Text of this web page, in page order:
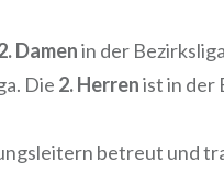
Damenin der
Die 2. Herrenist in der
betreut und